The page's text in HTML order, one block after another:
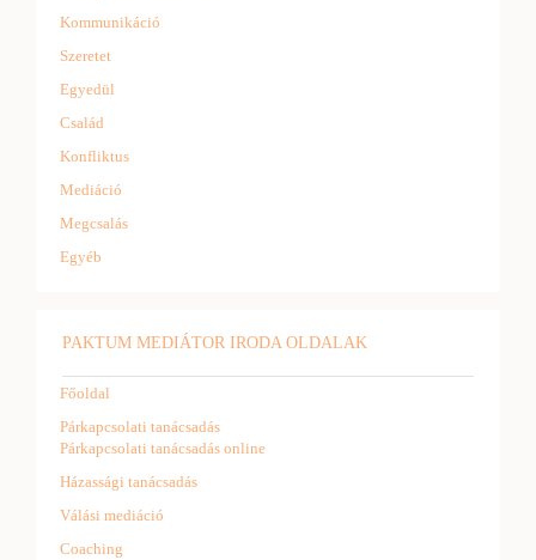
Kommunikáció
Szeretet
Egyedül
Család
Konfliktus
Mediáció
Megcsalás
Egyéb
PAKTUM MEDIÁTOR IRODA OLDALAK
Főoldal
Párkapcsolati tanácsadás
Párkapcsolati tanácsadás online
Házassági tanácsadás
Válási mediáció
Coaching